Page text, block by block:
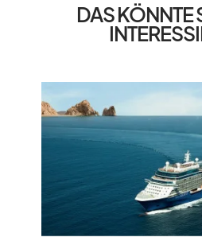
DAS KÖNNTE